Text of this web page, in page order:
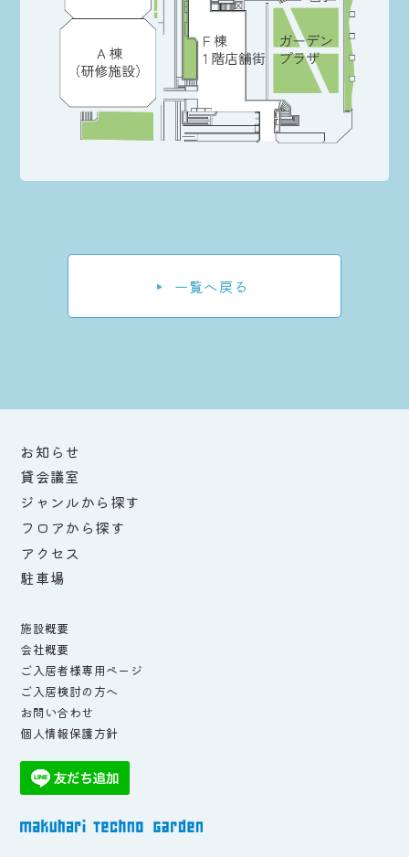
一覧へ戻る
お知らせ
貸会議室
ジャンルから探す
フロアから探す
アクセス
駐車場
施設概要
会社概要
ご入居者様専用ページ
ご入居検討の方へ
お問い合わせ
個人情報保護方針